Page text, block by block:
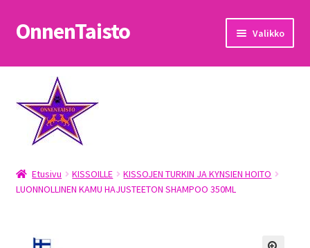
Siirry
navigointiin
Siirry
sisältöön
OnnenTaisto Valikko
Etusivu
Kassa
Oma tili
OnnenTaisto
Etusivu KISSOILLE
KISSOJEN TURKIN JA KYNSIEN HOITO
LUONNOLLINEN KAMU HAJUSTEETON SHAMPOO 350ML